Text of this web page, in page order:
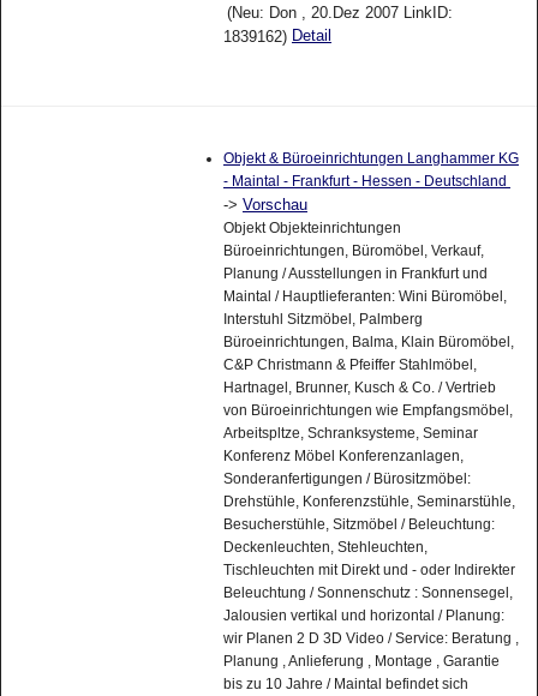
(Neu: Don , 20.Dez 2007 LinkID:
1839162) Detail
Objekt & Büroeinrichtungen Langhammer KG
- Maintal - Frankfurt - Hessen - Deutschland
-> Vorschau
Objekt Objekteinrichtungen
Büroeinrichtungen, Büromöbel, Verkauf,
Planung / Ausstellungen in Frankfurt und
Maintal / Hauptlieferanten: Wini Büromöbel,
Interstuhl Sitzmöbel, Palmberg
Büroeinrichtungen, Balma, Klain Büromöbel,
C&P Christmann & Pfeiffer Stahlmöbel,
Hartnagel, Brunner, Kusch & Co. / Vertrieb
von Büroeinrichtungen wie Empfangsmöbel,
Arbeitspltze, Schranksysteme, Seminar
Konferenz Möbel Konferenzanlagen,
Sonderanfertigungen / Bürositzmöbel:
Drehstühle, Konferenzstühle, Seminarstühle,
Besucherstühle, Sitzmöbel / Beleuchtung:
Deckenleuchten, Stehleuchten,
Tischleuchten mit Direkt und - oder Indirekter
Beleuchtung / Sonnenschutz : Sonnensegel,
Jalousien vertikal und horizontal / Planung:
wir Planen 2 D 3D Video / Service: Beratung ,
Planung , Anlieferung , Montage , Garantie
bis zu 10 Jahre / Maintal befindet sich